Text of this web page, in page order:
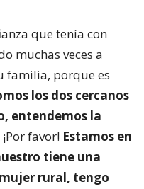
que tenía con
muchas veces a
familia, porque es
los dos cercanos
entendemos la
¡Por favor! Estamos en
tiene una
rural, tengo